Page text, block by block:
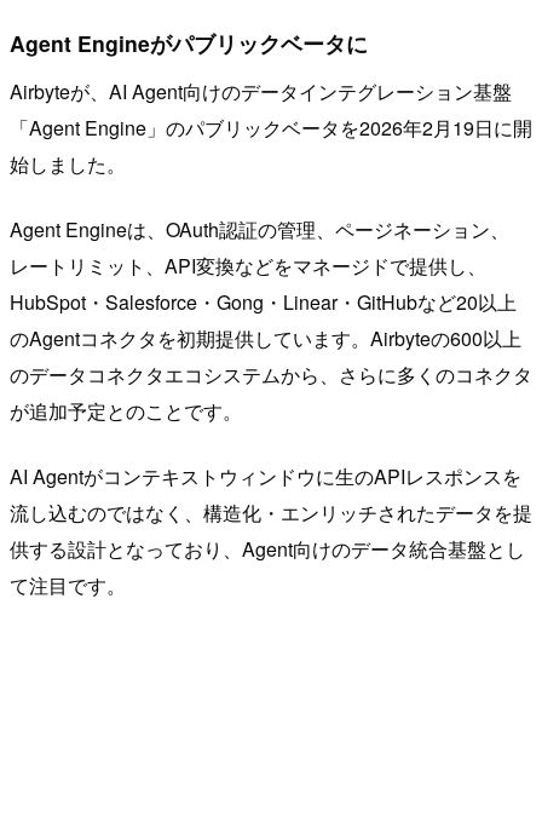
Agent Engineがパブリックベータに
Airbyteが、AI Agent向けのデータインテグレーション基盤
「Agent Engine」のパブリックベータを2026年2月19日に開
始しました。
Agent Engineは、OAuth認証の管理、ページネーション、
レートリミット、API変換などをマネージドで提供し、
HubSpot・Salesforce・Gong・Linear・GitHubなど20以上
のAgentコネクタを初期提供しています。Airbyteの600以上
のデータコネクタエコシステムから、さらに多くのコネクタ
が追加予定とのことです。
AI Agentがコンテキストウィンドウに生のAPIレスポンスを
流し込むのではなく、構造化・エンリッチされたデータを提
供する設計となっており、Agent向けのデータ統合基盤とし
て注目です。